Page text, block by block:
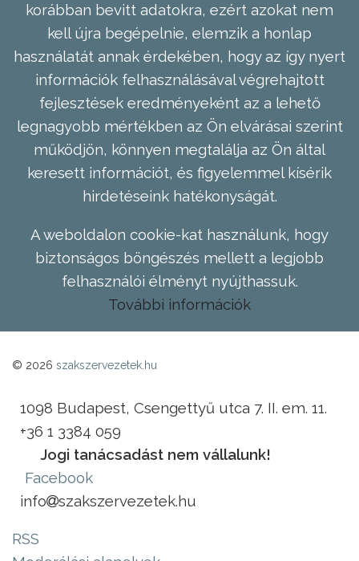
korábban bevitt adatokra, ezért azokat nem
kell újra begépelnie, elemzik a honlap
használatát annak érdekében, hogy az így nyert
információk felhasználásával végrehajtott
fejlesztések eredményeként az a lehető
legnagyobb mértékben az Ön elvárásai szerint
működjön, könnyen megtalálja az Ön által
keresett információt, és figyelemmel kísérik
hirdetéseink hatékonyságát.
A weboldalon cookie-kat használunk, hogy
biztonságos böngészés mellett a legjobb
felhasználói élményt nyújthassuk.
További információk
© 2026 szakszervezetek.hu
1098 Budapest, Csengettyű utca 7. II. em. 11.
+36 1 3384 059
Jogi tanácsadást nem vállalunk!
Facebook
info
szakszervezetek.hu
RSS